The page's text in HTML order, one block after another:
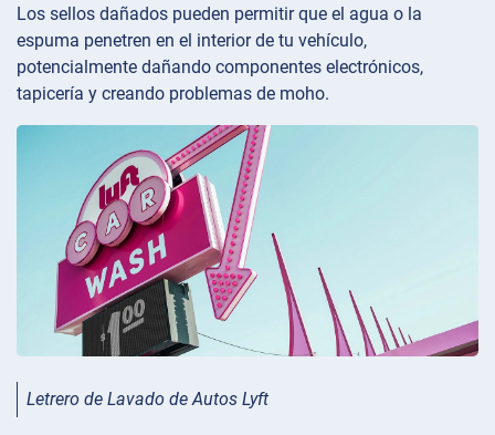
Los sellos dañados pueden permitir que el agua o la
espuma penetren en el interior de tu vehículo,
potencialmente dañando componentes electrónicos,
tapicería y creando problemas de moho.
Letrero de Lavado de Autos Lyft